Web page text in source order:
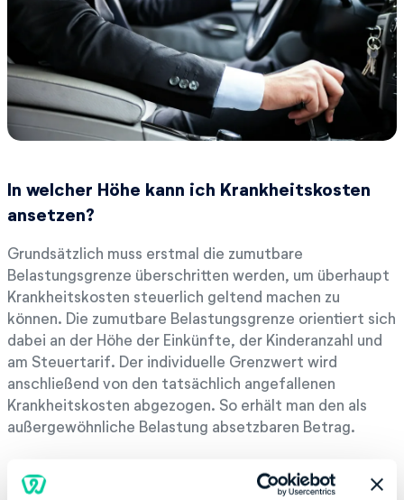
In welcher Höhe kann ich Krankheitskosten
ansetzen?
Grundsätzlich muss erstmal die zumutbare
Belastungsgrenze überschritten werden, um überhaupt
Krankheitskosten steuerlich geltend machen zu
können. Die zumutbare Belastungsgrenze orientiert sich
dabei an der Höhe der Einkünfte, der Kinderanzahl und
am Steuertarif. Der individuelle Grenzwert wird
anschließend von den tatsächlich angefallenen
Krankheitskosten abgezogen. So erhält man den als
außergewöhnliche Belastung absetzbaren Betrag.
Überblick über Grenzwerte